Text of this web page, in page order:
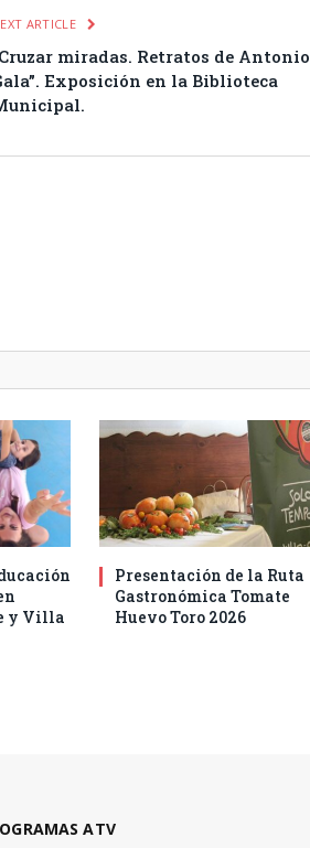
ARTICLE
miradas. Retratos de Antonio
Exposición en la Biblioteca
y Villa
Presentación de la Ruta
Gastronómica Tomate
Huevo Toro 2026
ATV